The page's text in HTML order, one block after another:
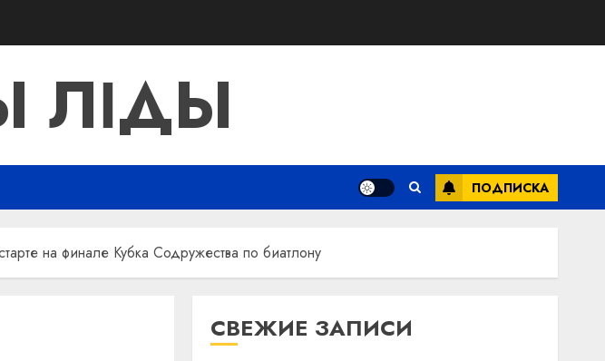
ЛІДЫ
ПОДПИСКА
на финале Кубка Содружества по биатлону
СВЕЖИЕ ЗАПИСИ